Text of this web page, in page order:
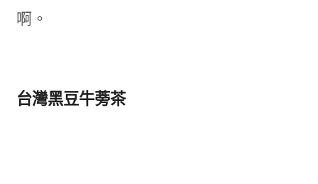
啊。
台灣黑豆牛蒡茶